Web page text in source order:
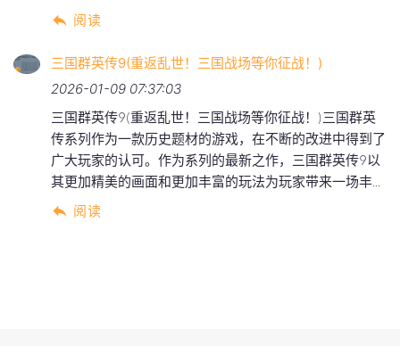
阅读
三国群英传9(重返乱世！三国战场等你征战！)
2026-01-09 07:37:03
三国群英传9(重返乱世！三国战场等你征战！)三国群英
传系列作为一款历史题材的游戏，在不断的改进中得到了
广大玩家的认可。作为系列的最新之作，三国群英传9以
其更加精美的画面和更加丰富的玩法为玩家带来一场丰...
阅读